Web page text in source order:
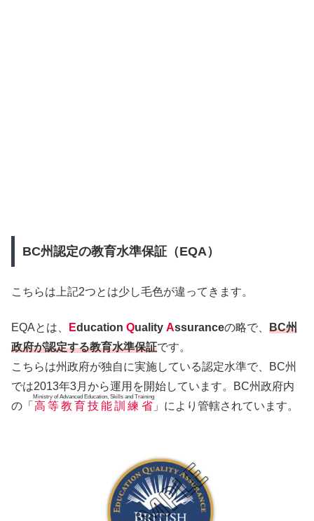
BC州認定の教育水準保証（EQA）
こちらは上記2つとは少し毛色が違ってきます。
EQAとは、 Education Quality Assuranceの略で、 BC州
政府が認定する教育水準保証です。
こちらは州政府が独自に実施している認定水準で、BC州
では2013年3月から運用を開始しています。BC州政府内
の「 高等教育技能訓練省
Ministry of Advanced Education, Skills and Training
」により管轄されています。